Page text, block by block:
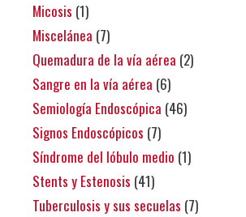
Micosis (1)
Miscelánea (7)
Quemadura de la vía aérea (2)
Sangre en la vía aérea (6)
Semiología Endoscópica (46)
Signos Endoscópicos (7)
Síndrome del lóbulo medio (1)
Stents y Estenosis (41)
Tuberculosis y sus secuelas (7)